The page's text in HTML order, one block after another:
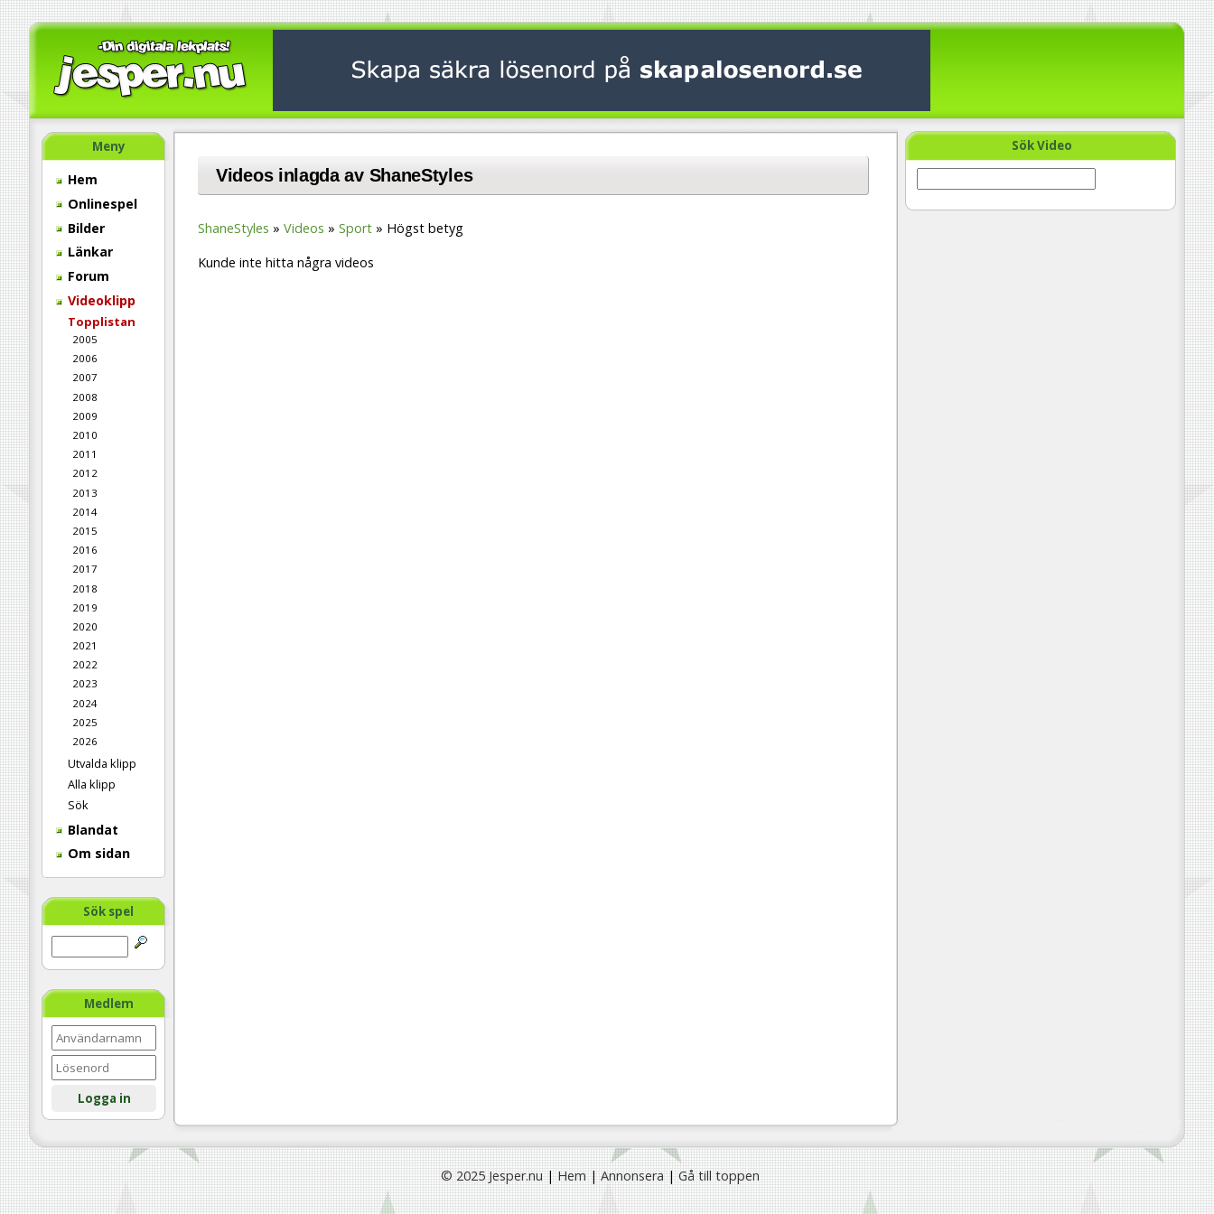
Meny
Hem
Onlinespel
Bilder
Länkar
Forum
Videoklipp
Topplistan
2005
2006
2007
2008
2009
2010
2011
2012
2013
2014
2015
2016
2017
2018
2019
2020
2021
2022
2023
2024
2025
2026
Utvalda klipp
Alla klipp
Sök
Blandat
Om sidan
Sök spel
Medlem
Logga in
Sök Video
Videos inlagda av ShaneStyles
ShaneStyles Videos Sport Högst betyg
Kunde inte hitta några videos
© 2025 Jesper.nu|Hem|Annonsera|Gå till toppen